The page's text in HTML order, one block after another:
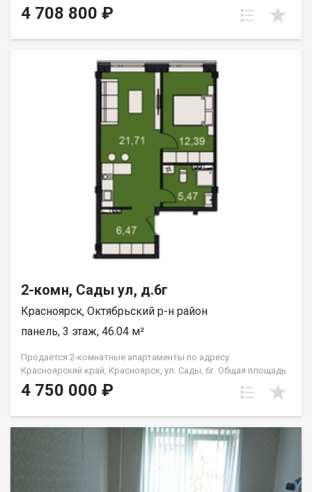
НЕ ОТ ЗАСТРОЙЩИКА
4 708 800 ₽
2-комн, Сады ул, д.6г
Красноярск, Октябрьский р-н район
панель, 3 этаж, 46.04 м²
Продается 2-комнатные апартаменты по адресу
Красноярский край, Красноярск, ул. Сады, 6г. Общая площадь
квартиры — 46,04 кв.м., Апартаменты предлагаются как
универсальный вид недвижимости: - для собственного
бизнеса. В экологически чистом районе. Возможна ипотека.
4 750 000 ₽